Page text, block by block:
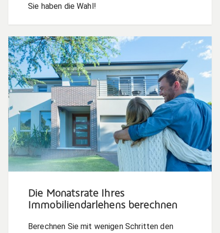
Sie haben die Wahl!
Die Monatsrate Ihres
Immobiliendarlehens berechnen
Berechnen Sie mit wenigen Schritten den